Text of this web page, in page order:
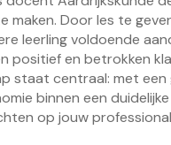
maken. Door les te
leerling voldoende
positief en betrokken
staat centraal: met
binnen een
op jouw